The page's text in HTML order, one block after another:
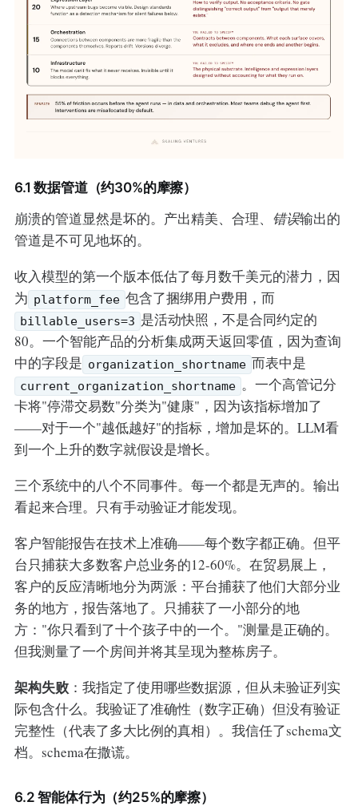
6.1 数据管道（约30%的摩擦）
崩溃的管道显然是坏的。产出精美、合理、 错误输出的
管道是不可见地坏的。
收入模型的第一个版本低估了每月数千美元的潜力，因
为 platform_fee 包含了捆绑用户费用，而
billable_users=3 是活动快照，不是合同约定的
80。一个智能产品的分析集成两天返回零值，因为查询
中的字段是 organization_shortname 而表中是
current_organization_shortname 。一个高管记分
卡将"停滞交易数"分类为"健康"，因为该指标增加了
——对于一个"越低越好"的指标，增加是坏的。LLM看
到一个上升的数字就假设是增长。
三个系统中的八个不同事件。每一个都是无声的。输出
看起来合理。只有手动验证才能发现。
客户智能报告在技术上准确——每个数字都正确。但平
台只捕获大多数客户总业务的12-60%。在贸易展上，
客户的反应清晰地分为两派：平台捕获了他们大部分业
务的地方，报告落地了。只捕获了一小部分的地
方："你只看到了十个孩子中的一个。"测量是正确的。
但我测量了一个房间并将其呈现为整栋房子。
架构失败：我指定了使用哪些数据源，但从未验证列实
际包含什么。我验证了准确性（数字正确）但没有验证
完整性（代表了多大比例的真相）。我信任了schema文
档。schema在撒谎。
6.2 智能体行为（约25%的摩擦）